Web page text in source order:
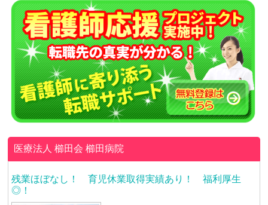
医療法人 櫛田会櫛田病院
残業ほぼなし！ 育児休業取得実績あり！ 福利厚生
◎！